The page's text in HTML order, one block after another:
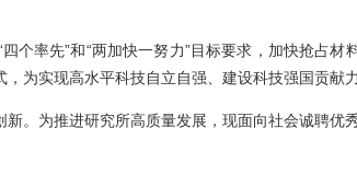
个率先”和“两加快一努力”目标要求，加快抢占
为实现高水平科技自立自强、建设科技强国贡献
。为推进研究所高质量发展，现面向社会诚聘优